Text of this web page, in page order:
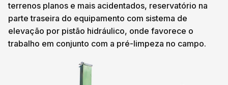
terrenos planos e mais acidentados, reservatório na
parte traseira do equipamento com sistema de
elevação por pistão hidráulico, onde favorece o
trabalho em conjunto com a pré-limpeza no campo.